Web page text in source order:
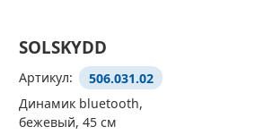
SOLSKYDD
Артикул:
506.031.02
Динамик bluetooth,
бежевый, 45 см